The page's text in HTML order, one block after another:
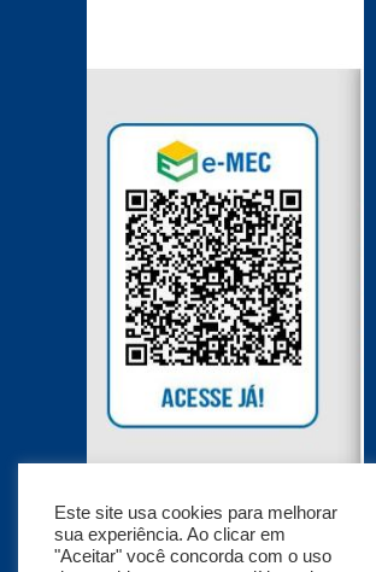
Consultar pelo link aqui
Este site usa cookies para melhorar
sua experiência. Ao clicar em
"Aceitar" você concorda com o uso